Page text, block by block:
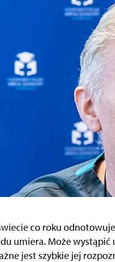
co roku
umiera. Może wystąpić
jest szybkie jej